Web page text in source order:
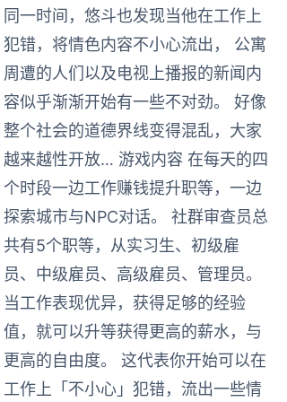
同一时间，悠斗也发现当他在工作上
犯错，将情色内容不小心流出， 公寓
周遭的人们以及电视上播报的新闻内
容似乎渐渐开始有一些不对劲。 好像
整个社会的道德界线变得混乱，大家
越来越性开放… 游戏内容 在每天的四
个时段一边工作赚钱提升职等，一边
探索城市与NPC对话。 社群审查员总
共有5个职等，从实习生、初级雇
员、中级雇员、高级雇员、管理员。
当工作表现优异，获得足够的经验
值，就可以升等获得更高的薪水，与
更高的自由度。 这代表你开始可以在
工作上「不小心」犯错，流出一些情